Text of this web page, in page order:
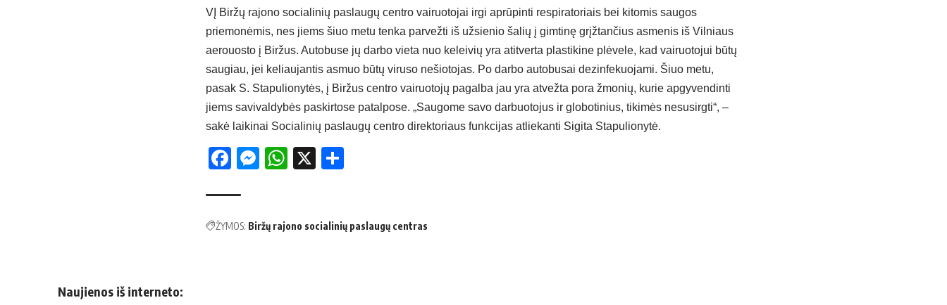
VĮ Biržų rajono socialinių paslaugų centro vairuotojai irgi aprūpinti respiratoriais bei kitomis saugos
priemonėmis, nes jiems šiuo metu tenka parvežti iš užsienio šalių į gimtinę grįžtančius asmenis iš Vilniaus
aerouosto į Biržus. Autobuse jų darbo vieta nuo keleivių yra atitverta plastikine plėvele, kad vairuotojui būtų
saugiau, jei keliaujantis asmuo būtų viruso nešiotojas. Po darbo autobusai dezinfekuojami. Šiuo metu,
pasak S. Stapulionytės, į Biržus centro vairuotojų pagalba jau yra atvežta pora žmonių, kurie apgyvendinti
jiems savivaldybės paskirtose patalpose. „Saugome savo darbuotojus ir globotinius, tikimės nesusirgti“, –
sakė laikinai Socialinių paslaugų centro direktoriaus funkcijas atliekanti Sigita Stapulionytė.
Facebook
Messenger
WhatsApp
X
ŽYMOS: Biržų rajono socialinių paslaugų centras
Naujienos iš interneto: